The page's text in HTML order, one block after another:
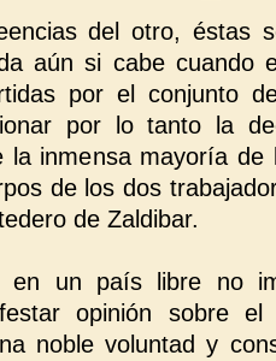
del otro, éstas
aún si cabe cuando
por el conjunto
por lo tanto la
la inmensa mayoría de
de los dos
de Zaldibar.
en un país libre no
opinión sobre
noble voluntad y